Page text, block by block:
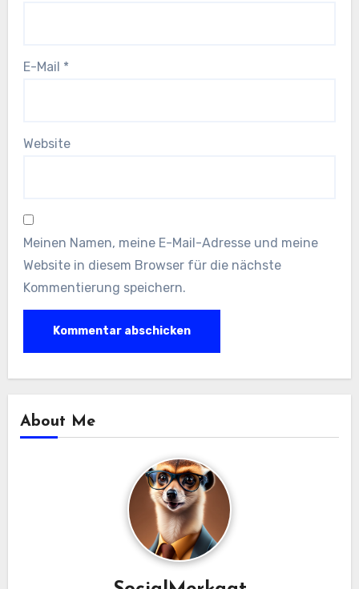
E-Mail *
Website
Meinen Namen, meine E-Mail-Adresse und meine
Website in diesem Browser für die nächste
Kommentierung speichern.
About Me